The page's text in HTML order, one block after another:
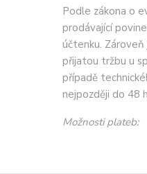
Podle zákona o
prodávající
účtenku.
přijatou tržbu u
případě
nejpozději do 48
Možnosti plateb: